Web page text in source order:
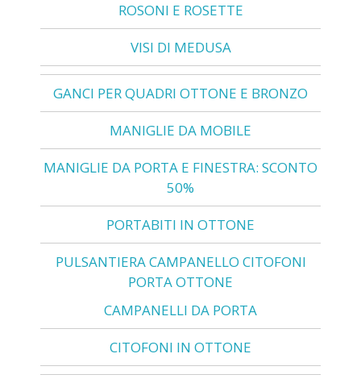
ROSONI E ROSETTE
VISI DI MEDUSA
GANCI PER QUADRI OTTONE E BRONZO
MANIGLIE DA MOBILE
MANIGLIE DA PORTA E FINESTRA: SCONTO
50%
PORTABITI IN OTTONE
PULSANTIERA CAMPANELLO CITOFONI
PORTA OTTONE
CAMPANELLI DA PORTA
CITOFONI IN OTTONE